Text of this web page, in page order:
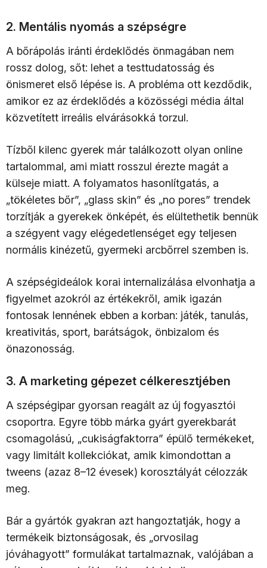
2. Mentális nyomás a szépségre
A bőrápolás iránti érdeklődés önmagában nem
rossz dolog, sőt: lehet a testtudatosság és
önismeret első lépése is. A probléma ott kezdődik,
amikor ez az érdeklődés a közösségi média által
közvetített irreális elvárásokká torzul.
Tízből kilenc gyerek már találkozott olyan online
tartalommal, ami miatt rosszul érezte magát a
külseje miatt. A folyamatos hasonlítgatás, a
„tökéletes bőr”, „glass skin” és „no pores” trendek
torzítják a gyerekek önképét, és elültethetik bennük
a szégyent vagy elégedetlenséget egy teljesen
normális kinézetű, gyermeki arcbőrrel szemben is.
A szépségideálok korai internalizálása elvonhatja a
figyelmet azokról az értékekről, amik igazán
fontosak lennének ebben a korban: játék, tanulás,
kreativitás, sport, barátságok, önbizalom és
önazonosság.
3. A marketing gépezet célkeresztjében
A szépségipar gyorsan reagált az új fogyasztói
csoportra. Egyre több márka gyárt gyerekbarát
csomagolású, „cukiságfaktorra” épülő termékeket,
vagy limitált kollekciókat, amik kimondottan a
tweens (azaz 8–12 évesek) korosztályát célozzák
meg.
Bár a gyártók gyakran azt hangoztatják, hogy a
termékeik biztonságosak, és „orvosilag
jóváhagyott” formulákat tartalmaznak, valójában a